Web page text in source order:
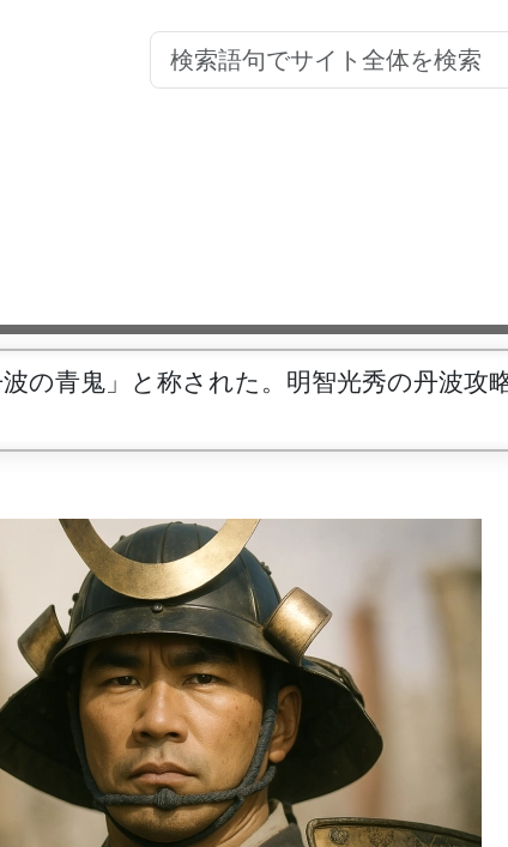
の青鬼」と称された。明智光秀の丹波攻